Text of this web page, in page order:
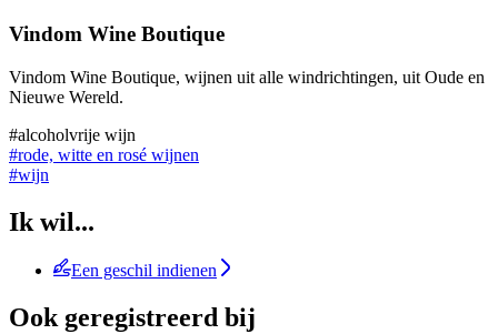
Vindom Wine Boutique
Vindom Wine Boutique, wijnen uit alle windrichtingen, uit Oude en
Nieuwe Wereld.
#alcoholvrije wijn
#rode, witte en rosé wijnen
#wijn
Ik wil...
Een geschil indienen
Ook geregistreerd bij